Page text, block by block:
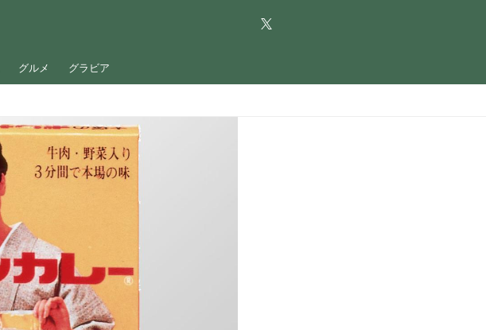
グルメ グラビア